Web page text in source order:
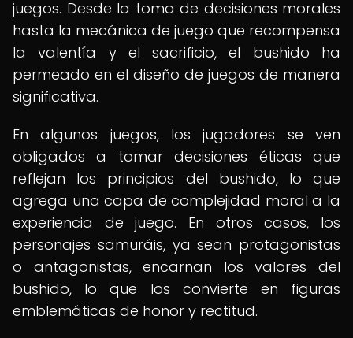
juegos. Desde la toma de decisiones morales
hasta la mecánica de juego que recompensa
la valentía y el sacrificio, el bushido ha
permeado en el diseño de juegos de manera
significativa.
En algunos juegos, los jugadores se ven
obligados a tomar decisiones éticas que
reflejan los principios del bushido, lo que
agrega una capa de complejidad moral a la
experiencia de juego. En otros casos, los
personajes samuráis, ya sean protagonistas
o antagonistas, encarnan los valores del
bushido, lo que los convierte en figuras
emblemáticas de honor y rectitud.